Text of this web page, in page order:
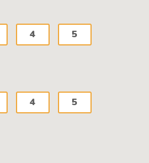
4 5
4 5